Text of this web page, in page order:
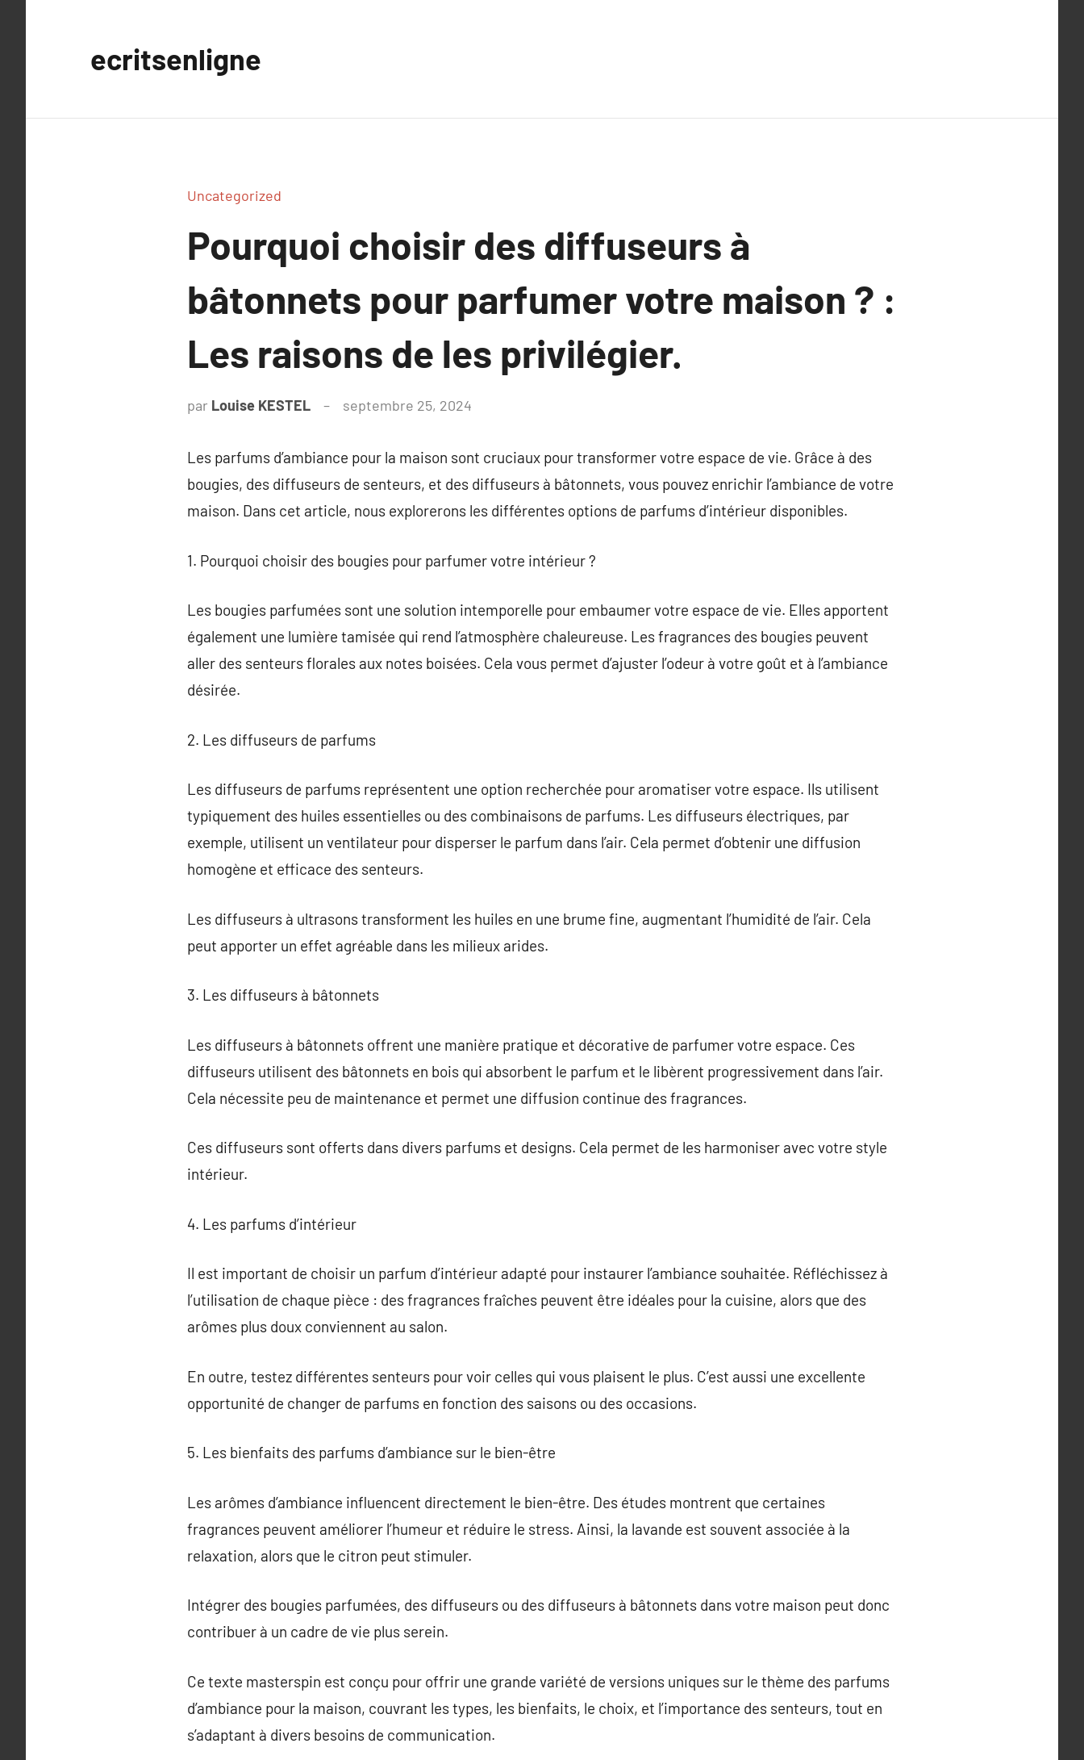
ecritsenligne
Uncategorized
Pourquoi choisir des diffuseurs à
bâtonnets pour parfumer votre maison ? :
Les raisons de les privilégier.
par Louise KESTEL septembre 25, 2024
Les parfums d’ambiance pour la maison sont cruciaux pour transformer votre espace de vie. Grâce à des
bougies, des diffuseurs de senteurs, et des diffuseurs à bâtonnets, vous pouvez enrichir l’ambiance de votre
maison. Dans cet article, nous explorerons les différentes options de parfums d’intérieur disponibles.
1. Pourquoi choisir des bougies pour parfumer votre intérieur ?
Les bougies parfumées sont une solution intemporelle pour embaumer votre espace de vie. Elles apportent
également une lumière tamisée qui rend l’atmosphère chaleureuse. Les fragrances des bougies peuvent
aller des senteurs florales aux notes boisées. Cela vous permet d’ajuster l’odeur à votre goût et à l’ambiance
désirée.
2. Les diffuseurs de parfums
Les diffuseurs de parfums représentent une option recherchée pour aromatiser votre espace. Ils utilisent
typiquement des huiles essentielles ou des combinaisons de parfums. Les diffuseurs électriques, par
exemple, utilisent un ventilateur pour disperser le parfum dans l’air. Cela permet d’obtenir une diffusion
homogène et efficace des senteurs.
Les diffuseurs à ultrasons transforment les huiles en une brume fine, augmentant l’humidité de l’air. Cela
peut apporter un effet agréable dans les milieux arides.
3. Les diffuseurs à bâtonnets
Les diffuseurs à bâtonnets offrent une manière pratique et décorative de parfumer votre espace. Ces
diffuseurs utilisent des bâtonnets en bois qui absorbent le parfum et le libèrent progressivement dans l’air.
Cela nécessite peu de maintenance et permet une diffusion continue des fragrances.
Ces diffuseurs sont offerts dans divers parfums et designs. Cela permet de les harmoniser avec votre style
intérieur.
4. Les parfums d’intérieur
Il est important de choisir un parfum d’intérieur adapté pour instaurer l’ambiance souhaitée. Réfléchissez à
l’utilisation de chaque pièce : des fragrances fraîches peuvent être idéales pour la cuisine, alors que des
arômes plus doux conviennent au salon.
En outre, testez différentes senteurs pour voir celles qui vous plaisent le plus. C’est aussi une excellente
opportunité de changer de parfums en fonction des saisons ou des occasions.
5. Les bienfaits des parfums d’ambiance sur le bien-être
Les arômes d’ambiance influencent directement le bien-être. Des études montrent que certaines
fragrances peuvent améliorer l’humeur et réduire le stress. Ainsi, la lavande est souvent associée à la
relaxation, alors que le citron peut stimuler.
Intégrer des bougies parfumées, des diffuseurs ou des diffuseurs à bâtonnets dans votre maison peut donc
contribuer à un cadre de vie plus serein.
Ce texte masterspin est conçu pour offrir une grande variété de versions uniques sur le thème des parfums
d’ambiance pour la maison, couvrant les types, les bienfaits, le choix, et l’importance des senteurs, tout en
s’adaptant à divers besoins de communication.